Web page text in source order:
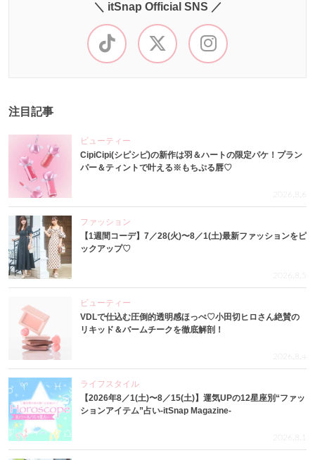
＼ itSnap Official SNS ／
注目記事
ビューティー
CipiCipi(シピシピ)の新作は羽＆ハートの限定パケ！プラン
パー＆ティントで叶える※もちぷる唇♡
2026.8.6
ファッション
【1週間コーデ】7／28(火)〜8／1(土)最新ファッションをピ
ックアップ♡
2026.8.5
ビューティー
VDLで仕込む圧倒的透明感ほっぺ♡小田切ヒロさん絶賛の
リキッド＆バームチークを徹底解剖！
2026.8.4
ライフスタイル
【2026年8／1(土)〜8／15(土)】運気UPの12星座別“ファッ
ションアイテム”占い-itSnap Magazine-
2026.8.1